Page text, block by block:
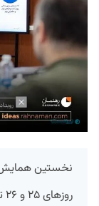
نخستین همایش